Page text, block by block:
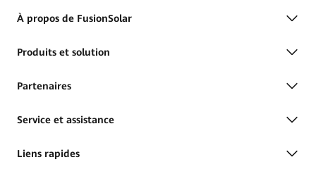
À propos de FusionSolar
Produits et solution
Partenaires
Service et assistance
Liens rapides